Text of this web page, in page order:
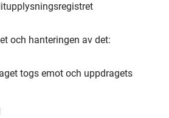
och hanteringen av det:
togs emot och uppdragets